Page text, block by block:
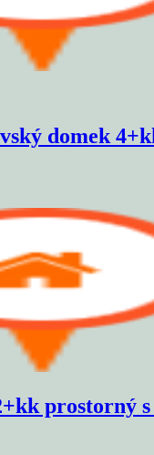
domek
prostorný